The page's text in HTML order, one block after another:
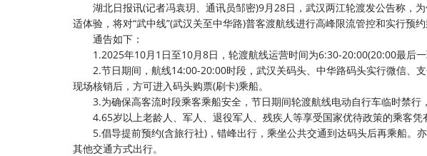
湖北日报讯(记者冯袁玥、通讯员邹密)9月28日，武汉两江轮渡发公告称，为
适体验，将对“武中线”(武汉关至中华路)普客渡航线进行高峰限流管控和实行预约
通告如下：
1.2025年10月1日至10月8日，轮渡航线运营时间为6:30-20:00(20:00最后一
2.节日期间，航线14:00-20:00时段，武汉关码头、中华路码头实行微信、
现场核销后，方可进入码头购票(刷卡)乘船。
3.为确保高客流时段乘客乘船安全，节日期间轮渡航线电动自行车临时禁行
4.65岁以上老龄人、军人、退役军人、残疾人等享受国家优待政策的乘客凭
5.倡导提前预约(含旅行社)，错峰出行，乘坐公共交通到达码头后再乘船。
其他交通方式出行。